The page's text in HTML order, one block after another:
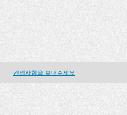
건의사항을 보내주세요